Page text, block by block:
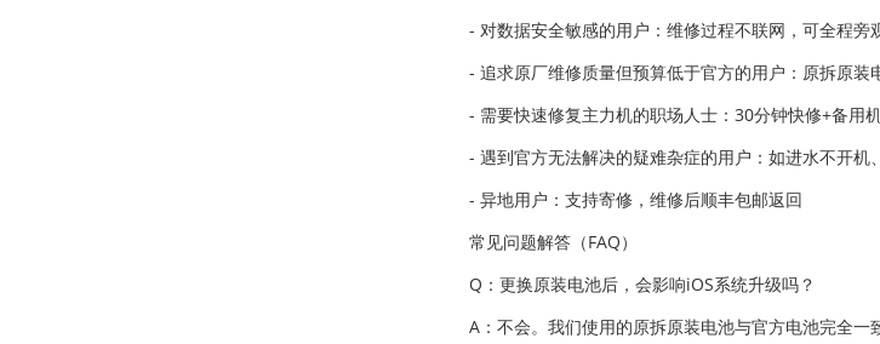
- 对数据安全敏感的用户：维修过程不联网，可全程旁
- 追求原厂维修质量但预算低于官方的用户：原拆原装
- 需要快速修复主力机的职场人士：30分钟快修+备用
- 遇到官方无法解决的疑难杂症的用户：如进水不开机
- 异地用户：支持寄修，维修后顺丰包邮返回
常见问题解答（FAQ）
Q：更换原装电池后，会影响iOS系统升级吗？
A：不会。我们使用的原拆原装电池与官方电池完全一